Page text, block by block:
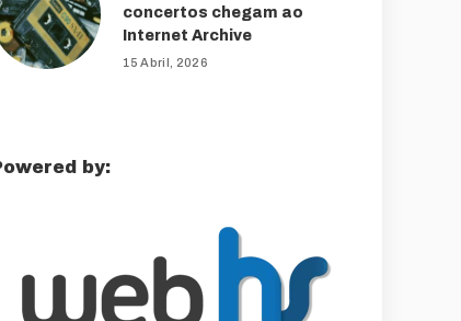
concertos chegam ao
Internet Archive
15 Abril, 2026
by: